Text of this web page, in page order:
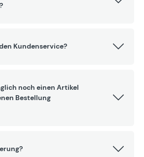
Kundenservice?
noch einen Artikel
Bestellung